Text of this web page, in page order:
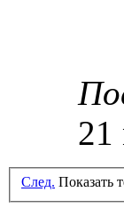
21
След. Показать